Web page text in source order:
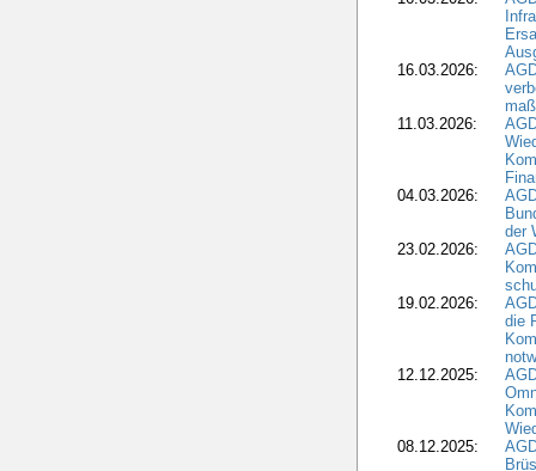
16.03.2026:
11.03.2026:
04.03.2026:
der
23.02.2026:
19.02.2026:
die
12.12.2025:
08.12.2025: